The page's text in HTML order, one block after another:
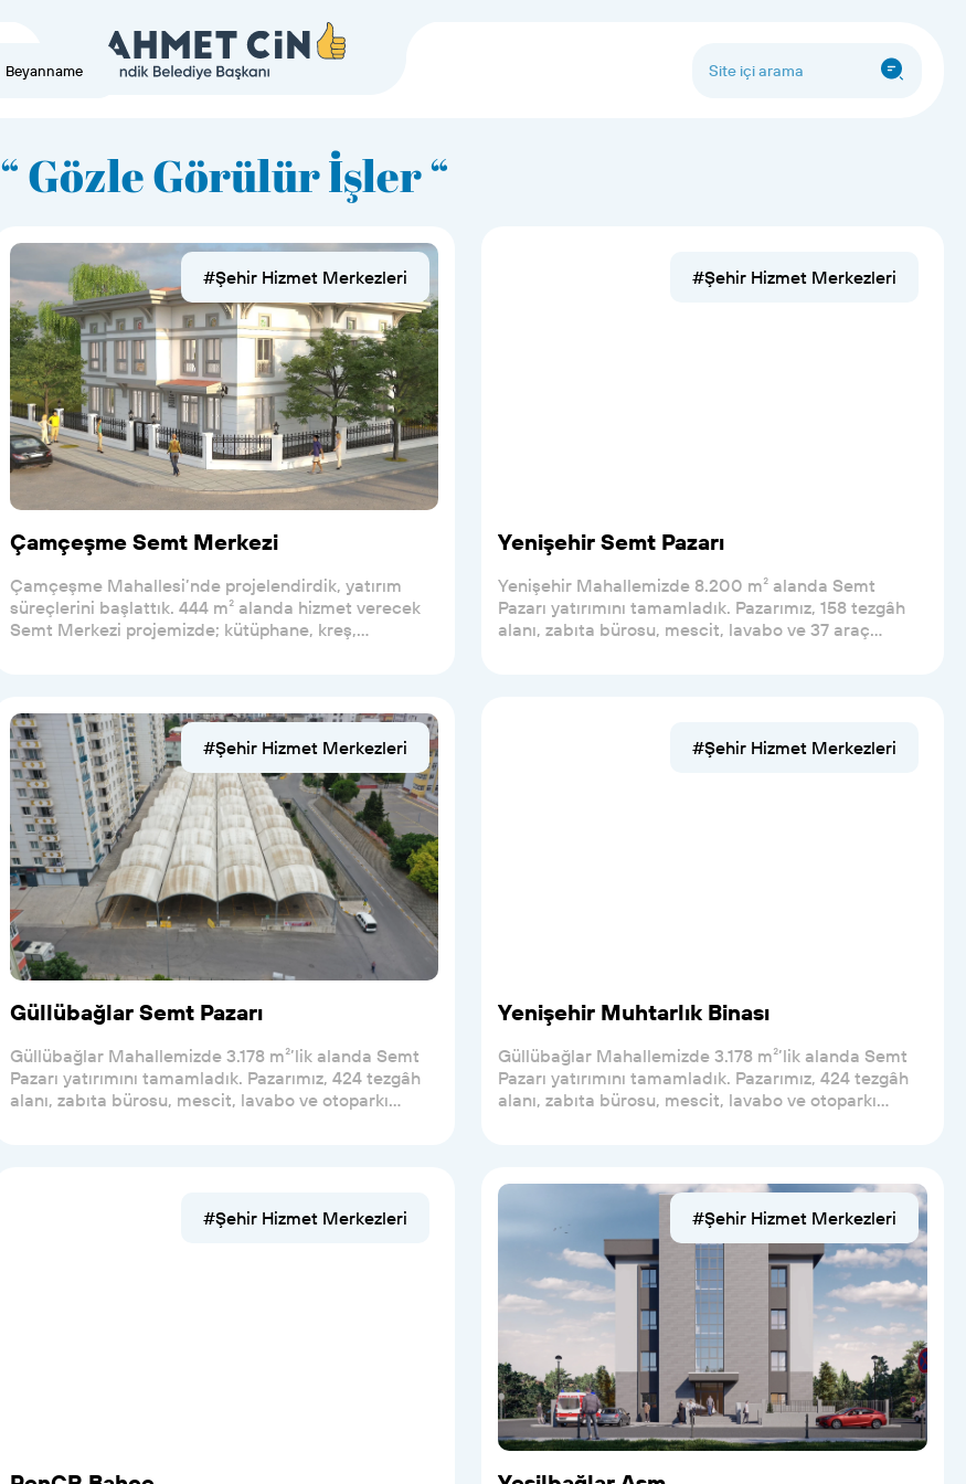
Beyanname
“ Gözle Görülür İşler “
#Şehir Hizmet Merkezleri
Çamçeşme Semt Merkezi
Çamçeşme Mahallesi’nde projelendirdik, yatırım
süreçlerini başlattık. 444 m² alanda hizmet verecek
Semt Merkezi projemizde; kütüphane, kreş,
#Şehir Hizmet Merkezleri
Yenişehir Semt Pazarı
Yenişehir Mahallemizde 8.200 m² alanda Semt
Pazarı yatırımını tamamladık. Pazarımız, 158 tezgâh
alanı, zabıta bürosu, mescit, lavabo ve 37 araç
#Şehir Hizmet Merkezleri
Güllübağlar Semt Pazarı
Güllübağlar Mahallemizde 3.178 m²’lik alanda Semt
Pazarı yatırımını tamamladık. Pazarımız, 424 tezgâh
alanı, zabıta bürosu, mescit, lavabo ve otoparkı...
#Şehir Hizmet Merkezleri
Yenişehir Muhtarlık Binası
Güllübağlar Mahallemizde 3.178 m²’lik alanda Semt
Pazarı yatırımını tamamladık. Pazarımız, 424 tezgâh
alanı, zabıta bürosu, mescit, lavabo ve otoparkı...
#Şehir Hizmet Merkezleri #Şehir Hizmet Merkezleri